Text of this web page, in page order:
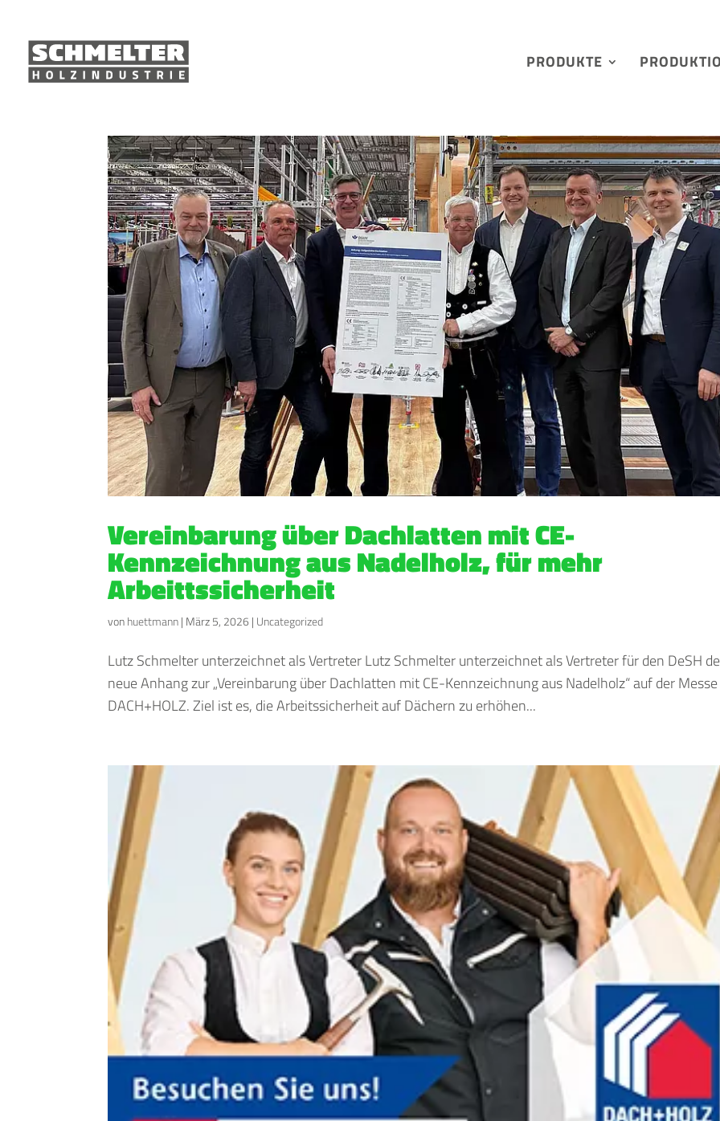
PRODUKTE
Vereinbarung über Dachlatten mit CE-
Kennzeichnung aus Nadelholz, für mehr
Arbeittssicherheit
vonhuettmann| März 5, 2026 | Uncategorized
Lutz Schmelter unterzeichnet als Vertreter Lutz Schmelter unterzeichnet als Vertreter für den DeSH
neue Anhang zur „Vereinbarung über Dachlatten mit CE-Kennzeichnung aus Nadelholz“ auf der Messe
DACH+HOLZ. Ziel ist es, die Arbeitssicherheit auf Dächern zu erhöhen...